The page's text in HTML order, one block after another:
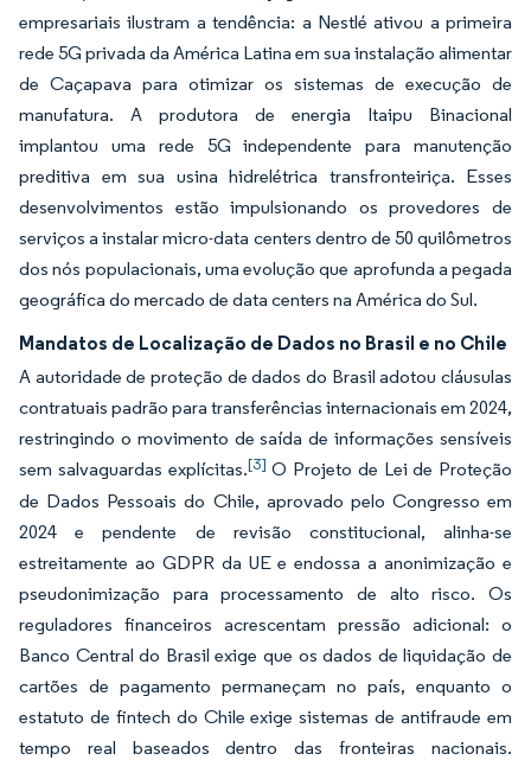
empresariais ilustram a tendência: a Nestlé ativou a primeira
rede 5G privada da América Latina em sua instalação alimentar
de Caçapava para otimizar os sistemas de execução de
manufatura. A produtora de energia Itaipu Binacional
implantou uma rede 5G independente para manutenção
preditiva em sua usina hidrelétrica transfronteiriça. Esses
desenvolvimentos estão impulsionando os provedores de
serviços a instalar micro-data centers dentro de 50 quilômetros
dos nós populacionais, uma evolução que aprofunda a pegada
geográfica do mercado de data centers na América do Sul.
Mandatos de Localização de Dados no Brasil e no Chile
A autoridade de proteção de dados do Brasil adotou cláusulas
contratuais padrão para transferências internacionais em 2024,
restringindo o movimento de saída de informações sensíveis
sem salvaguardas explícitas.[3] O Projeto de Lei de Proteção
de Dados Pessoais do Chile, aprovado pelo Congresso em
2024 e pendente de revisão constitucional, alinha-se
estreitamente ao GDPR da UE e endossa a anonimização e
pseudonimização para processamento de alto risco. Os
reguladores financeiros acrescentam pressão adicional: o
Banco Central do Brasil exige que os dados de liquidação de
cartões de pagamento permaneçam no país, enquanto o
estatuto de fintech do Chile exige sistemas de antifraude em
tempo real baseados dentro das fronteiras nacionais.